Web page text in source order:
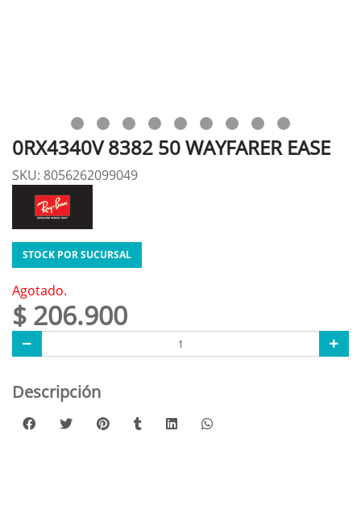
0RX4340V 8382 50 WAYFARER EASE
SKU: 8056262099049
STOCK POR SUCURSAL
Agotado.
$ 206.900
Descripción